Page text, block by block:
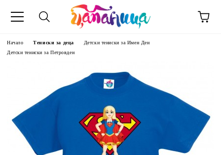
Начало Тениски за деца
Детски тениски за Имен Ден
Детски тениски за Петровден